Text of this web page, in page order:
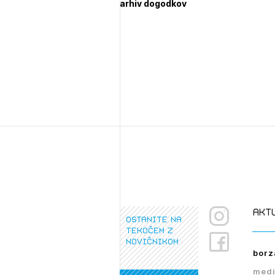
arhiv dogodkov
ostanite na
tekočem z
novičnikom